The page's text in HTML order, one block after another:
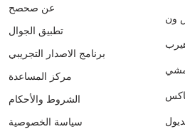
عن صحصح
تطبيق الجوال
برنامج الاصدار التجريبي
مركز المساعدة
الشروط والأحكام
سياسة الخصوصية
ون